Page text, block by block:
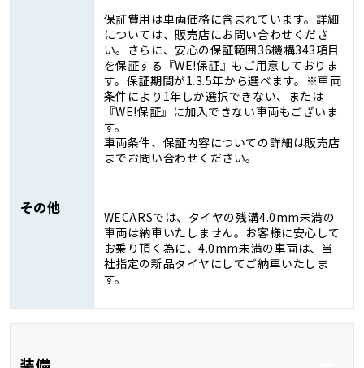
保証費用は車両価格に含まれています。詳細
については、販売店にお問い合わせくださ
い。さらに、安心の保証範囲36機構343項目
を保証する『WE!保証』もご用意しておりま
す。保証期間が1.3.5年から選べます。※車両
条件により1年しか選択できない、または
『WE!保証』に加入できない車両もございま
す。
車両条件、保証内容についての詳細は販売店
までお問い合わせください。
その他
WECARSでは、タイヤの残溝4.0mm未満の
車両は納車いたしません。お客様に安心して
お乗り頂く為に、4.0mm未満の車両は、当
社指定の新品タイヤにしてご納車いたしま
す。